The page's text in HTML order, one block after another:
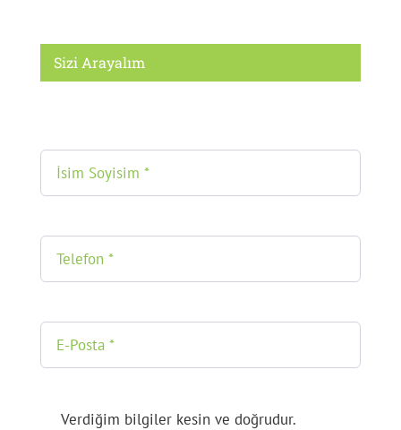
Sizi Arayalım
Verdiğim bilgiler kesin ve doğrudur.